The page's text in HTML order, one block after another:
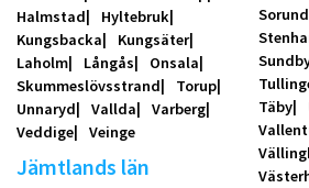
Halmstad
Hyltebruk
Kungsbacka
Kungsäter
Laholm
Långås
Onsala
Skummeslövsstrand
Torup
Unnaryd
Vallda
Varberg
Veddige
Veinge
Jämtlands län
Täby